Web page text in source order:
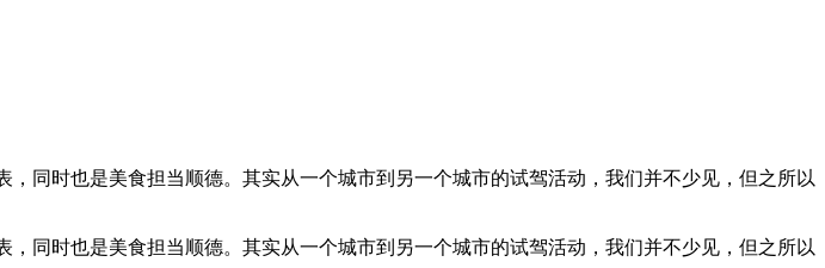
同时也是美食担当顺德。其实从一个城市到另一个城市的试驾活动，我们并不少见，但之所以
同时也是美食担当顺德。其实从一个城市到另一个城市的试驾活动，我们并不少见，但之所以